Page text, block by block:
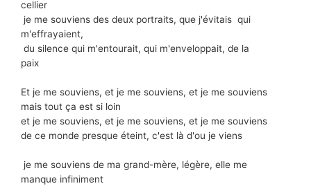
cellier
je me souviens des deux portraits, que j'évitais qui
m'effrayaient,
du silence qui m'entourait, qui m'enveloppait, de la
paix
Et je me souviens, et je me souviens, et je me souviens
mais tout ça est si loin
et je me souviens, et je me souviens, et je me souviens
de ce monde presque éteint, c'est là d'ou je viens
je me souviens de ma grand-mère, légère, elle me
manque infiniment